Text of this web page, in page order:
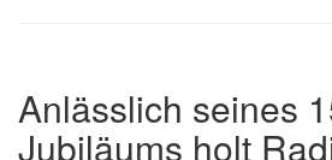
Anlässlich seines
Jubiläums holt